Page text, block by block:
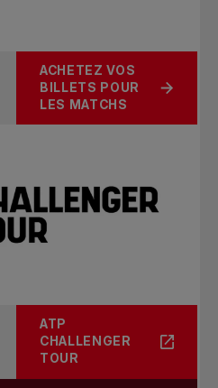
ACHETEZ VOS
BILLETS POUR
LES MATCHS
ATP
CHALLENGER
TOUR